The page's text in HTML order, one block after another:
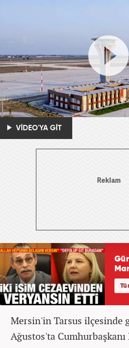
VİDEO'YA GİT
Mersin'in Tarsus ilçesinde
Ağustos'ta Cumhurbaşkanı